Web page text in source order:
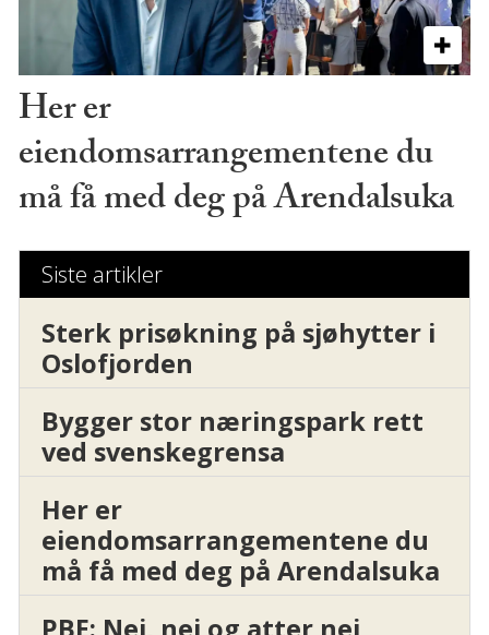
Her er
eiendomsarrangementene du
må få med deg på Arendalsuka
Siste artikler
Sterk prisøkning på sjøhytter i
Oslofjorden
Bygger stor næringspark rett
ved svenskegrensa
Her er
eiendomsarrangementene du
må få med deg på Arendalsuka